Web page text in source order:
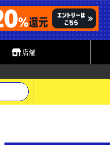
店舗